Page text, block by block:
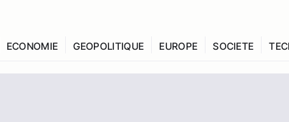
ECONOMIE GEOPOLITIQUE EUROPE SOCIETE